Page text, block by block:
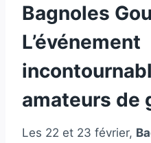
Bagnoles
L’événement
amateurs de
Les 22 et 23 février,